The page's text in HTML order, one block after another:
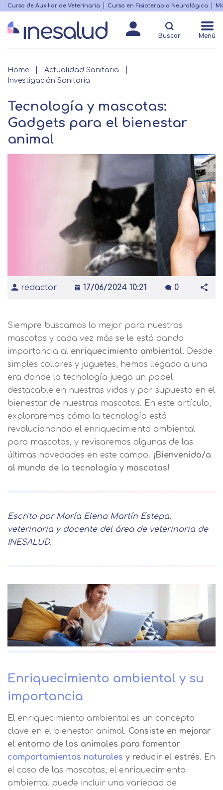
Skip
main
content
Menú
destacado
Curso de Auxiliar de Veterinaria Curso en Fisioterapia Neurológica
Buscar Menú
Breadcrumb
Home
Actualidad Sanitaria
Investigación Sanitaria
Tecnología y mascotas:
Gadgets para el bienestar
animal
redactor 17/06/2024 10:21 0
Siempre buscamos lo mejor para nuestras
mascotas y cada vez más se le está dando
importancia al enriquecimiento ambiental. Desde
simples collares y juguetes, hemos llegado a una
era donde la tecnología juega un papel
destacable en nuestras vidas y por supuesto en el
bienestar de nuestras mascotas. En este artículo,
exploraremos cómo la tecnología está
revolucionando el enriquecimiento ambiental
para mascotas, y revisaremos algunas de las
últimas novedades en este campo. ¡Bienvenido/a
al mundo de la tecnología y mascotas!
Escrito por María Elena Martín Estepa,
veterinaria y docente del área de veterinaria de
INESALUD.
Enriquecimiento ambiental y su
importancia
El enriquecimiento ambiental es un concepto
clave en el bienestar animal. Consiste en mejorar
el entorno de los animales para fomentar
comportamientos naturales y reducir el estrés. En
el caso de las mascotas, el enriquecimiento
ambiental puede incluir una variedad de
Matricularme